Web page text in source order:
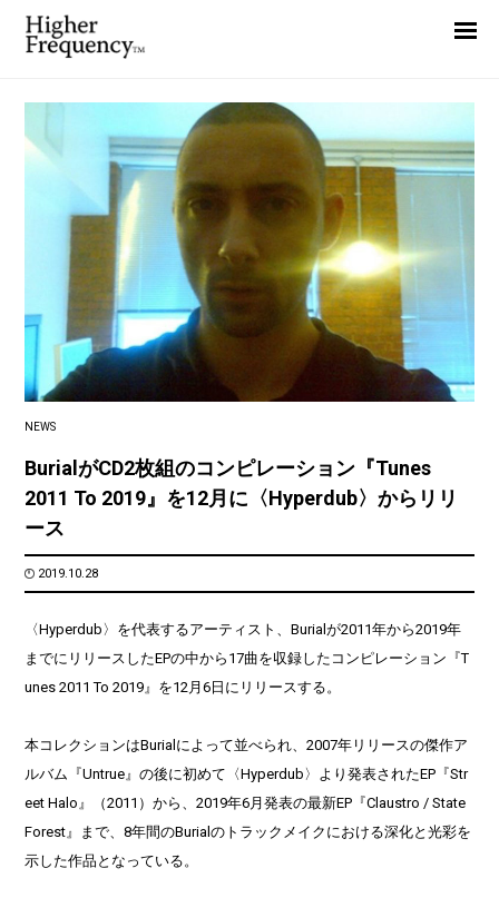
NEWS
BurialがCD2枚組のコンピレーション『Tunes
2011 To 2019』を12月に〈Hyperdub〉からリリ
ース
2019.10.28
〈Hyperdub〉を代表するアーティスト、Burialが2011年から2019年
までにリリースしたEPの中から17曲を収録したコンピレーション『T
unes 2011 To 2019』を12月6日にリリースする。
本コレクションはBurialによって並べられ、2007年リリースの傑作ア
ルバム『Untrue』の後に初めて〈Hyperdub〉より発表されたEP『Str
eet Halo』（2011）から、2019年6月発表の最新EP『Claustro / State
Forest』まで、8年間のBurialのトラックメイクにおける深化と光彩を
示した作品となっている。
Interview
Report